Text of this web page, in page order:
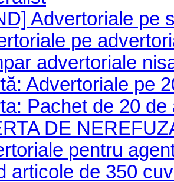
Advertoriale pe
pe
advertoriale
Advertoriale pe
Pachet de 20 de
DE
pentru
articole de 350